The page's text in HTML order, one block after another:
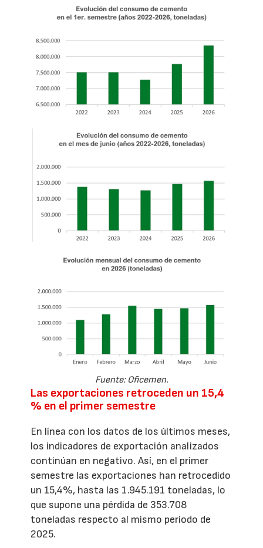
Fuente: Oficemen.
Las exportaciones retroceden un 15,4
% en el primer semestre
En línea con los datos de los últimos meses,
los indicadores de exportación analizados
continúan en negativo. Así, en el primer
semestre las exportaciones han retrocedido
un 15,4%, hasta las 1.945.191 toneladas, lo
que supone una pérdida de 353.708
toneladas respecto al mismo período de
2025.